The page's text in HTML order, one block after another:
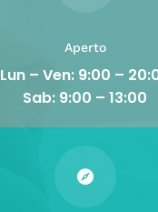
Aperto
Lun – Ven: 9:00 –
Sab: 9:00 – 13:00
